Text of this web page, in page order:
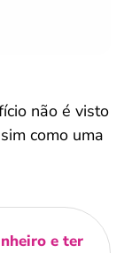
não é visto
como uma
e ter